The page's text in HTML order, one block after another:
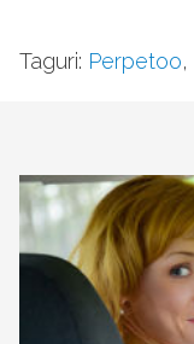
Taguri: Perpetoo,